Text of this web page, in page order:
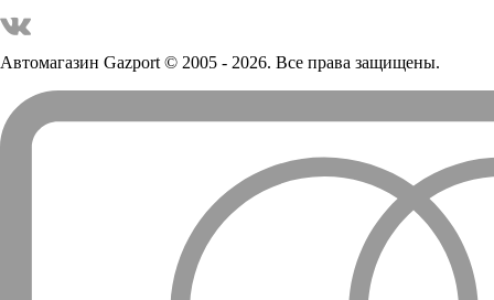
Автомагазин Gazport© 2005 - 2026. Все права защищены.